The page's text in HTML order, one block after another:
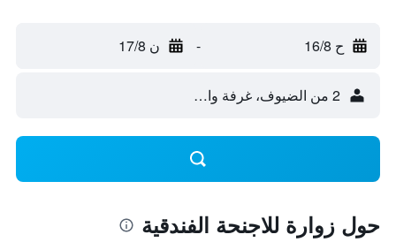
ح 16/8 - ن 17/8
2 من الضيوف، غرفة واحدة
حول زوارة للاجنحة الفندقية